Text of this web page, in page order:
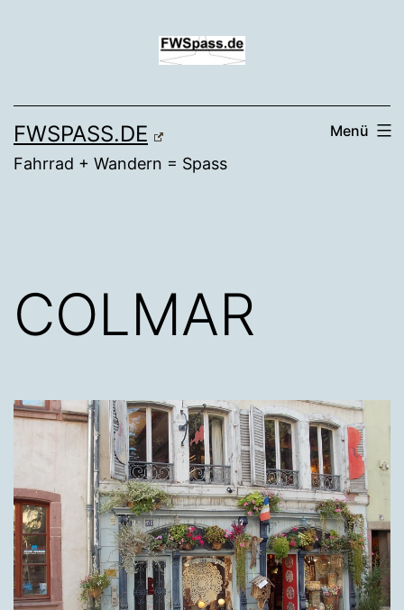
FWSPASS.DE
Fahrrad + Wandern = Spass
Menü
COLMAR